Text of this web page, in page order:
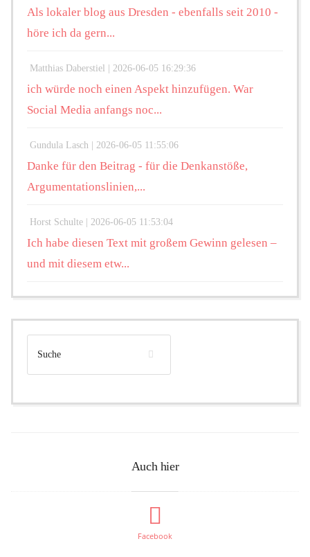
Als lokaler blog aus Dresden - ebenfalls seit 2010 -
höre ich da gern...
Matthias Daberstiel | 2026-06-05 16:29:36
ich würde noch einen Aspekt hinzufügen. War
Social Media anfangs noc...
Gundula Lasch | 2026-06-05 11:55:06
Danke für den Beitrag - für die Denkanstöße,
Argumentationslinien,...
Horst Schulte | 2026-06-05 11:53:04
Ich habe diesen Text mit großem Gewinn gelesen –
und mit diesem etw...
Auch hier
Facebook